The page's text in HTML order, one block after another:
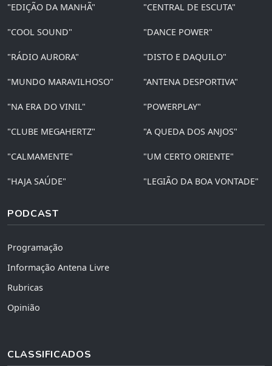
"EDIÇÃO DA MANHÃ" "CENTRAL DE ESCUTA"
"COOL SOUND" "DANCE POWER"
"RÁDIO AURORA" "DISTO E DAQUILO"
"MUNDO MARAVILHOSO" "ANTENA DESPORTIVA"
"NA ERA DO VINIL" "POWERPLAY"
"CLUBE MEGAHERTZ" "A QUEDA DOS ANJOS"
"CALMAMENTE" "UM CERTO ORIENTE"
"HAJA SAÚDE" "LEGIÃO DA BOA VONTADE"
PODCAST
Programação
Informação Antena Livre
Rubricas
Opinião
CLASSIFICADOS